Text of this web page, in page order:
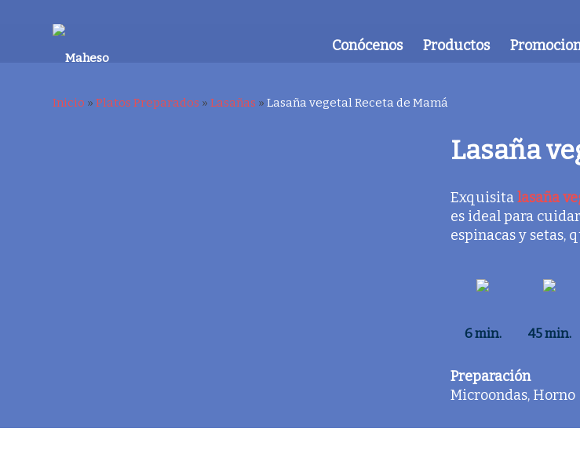
Conócenos Productos
Inicio » Platos Preparados » Lasañas » Lasaña vegetal Receta de Mamá
Lasaña
Exquisitalasaña
es ideal para
espinacas y setas,
6 min. 45 min.
Preparación
Microondas, Horno